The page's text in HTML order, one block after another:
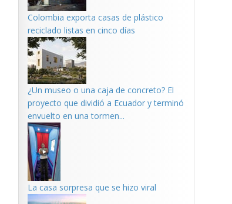
Colombia exporta casas de plástico
reciclado listas en cinco días
¿Un museo o una caja de concreto? El
proyecto que dividió a Ecuador y terminó
envuelto en una tormen...
La casa sorpresa que se hizo viral